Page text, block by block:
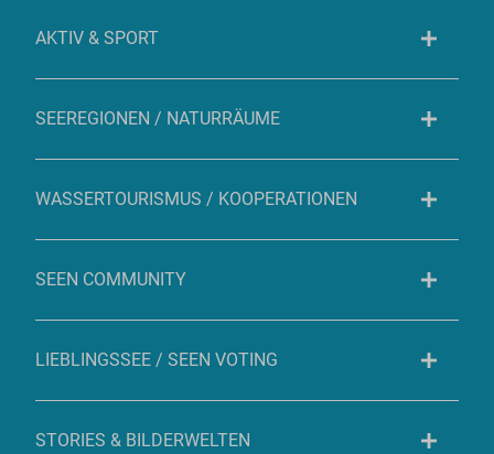
AKTIV & SPORT
SEEREGIONEN / NATURRÄUME
WASSERTOURISMUS / KOOPERATIONEN
SEEN COMMUNITY
LIEBLINGSSEE / SEEN VOTING
STORIES & BILDERWELTEN